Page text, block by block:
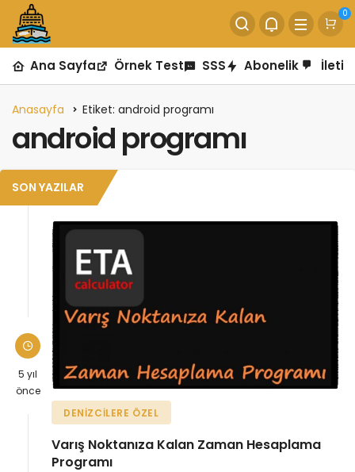
0
Ana Sayfa Örnek Test SSS Abonelik
Anasayfa Etiket: android programı
android programı
SON YAZILAR
5 yıl
önce
DENIZCILERE ÖZEL
Varış Noktanıza Kalan Zaman Hesaplama
Programı